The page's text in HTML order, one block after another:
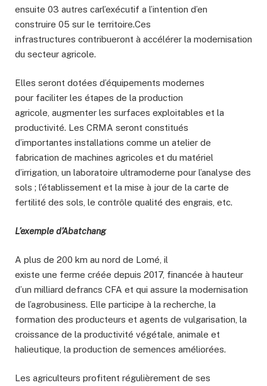
ensuite 03 autres carl’exécutif a l’intention d’en
construire 05 sur le territoire.Ces
infrastructures contribueront à accélérer la modernisation
du secteur agricole.
Elles seront dotées d’équipements modernes
pour faciliter les étapes de la production
agricole, augmenter les surfaces exploitables et la
productivité. Les CRMA seront constitués
d’importantes installations comme un atelier de
fabrication de machines agricoles et du matériel
d’irrigation, un laboratoire ultramoderne pour l’analyse des
sols ; l’établissement et la mise à jour de la carte de
fertilité des sols, le contrôle qualité des engrais, etc.
L’exemple d’Abatchang
A plus de 200 km au nord de Lomé, il
existe une ferme créée depuis 2017, financée à hauteur
d’un milliard defrancs CFA et qui assure la modernisation
de l’agrobusiness. Elle participe à la recherche, la
formation des producteurs et agents de vulgarisation, la
croissance de la productivité végétale, animale et
halieutique, la production de semences améliorées.
Les agriculteurs profitent régulièrement de ses